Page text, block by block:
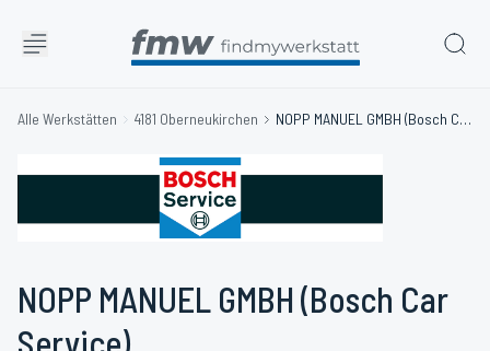
Alle Werkstätten 4181 Oberneukirchen NOPP MANUEL GMBH (Bosch Car Service)
NOPP MANUEL GMBH (Bosch Car
Service)